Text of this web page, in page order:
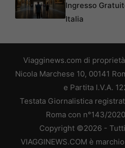
Ingresso
Italia
Viagginews.com di
Nicola Marchese 10, 00141
e Partita I.V.A.
Testata Giornalistica
Roma con n°143/
Copyright ©2026 -
VIAGGINEWS.COM è